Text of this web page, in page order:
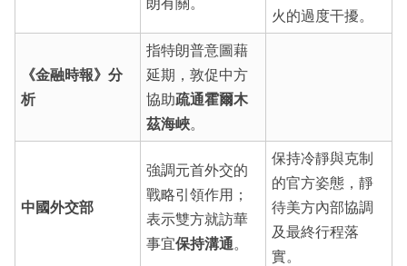
朗有關。
火的過度干擾。
《金融時報》分
析
指特朗普意圖藉
延期，敦促中方
協助疏通霍爾木
茲海峽。
中國外交部
強調元首外交的
戰略引領作用；
表示雙方就訪華
事宜保持溝通。
保持冷靜與克制
的官方姿態，靜
待美方內部協調
及最終行程落
實。